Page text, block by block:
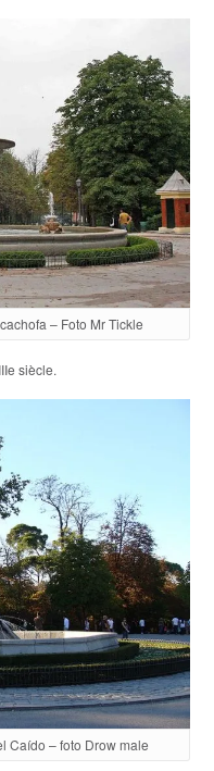
– Foto Mr Tickle
siècle.
Caído – foto Drow male